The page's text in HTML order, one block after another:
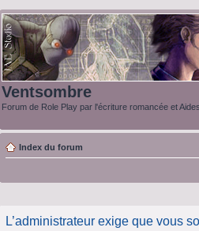
Ventsombre
Forum de Role Play par l'écriture romancée et
Index du forum
L’administrateur exige que vous